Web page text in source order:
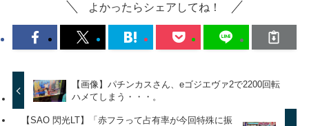
よかったらシェアしてね！
【画像】パチンカスさん、eゴジエヴァ2で2200回転
ハメてしまう・・・。
【SAO 閃光LT】「赤フラって占有率が今回特殊に振